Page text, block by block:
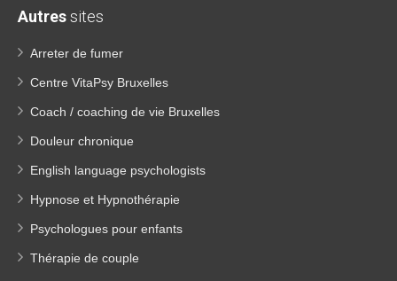
Autressites
Arreter de fumer
Centre VitaPsy Bruxelles
Coach / coaching de vie Bruxelles
Douleur chronique
English language psychologists
Hypnose et Hypnothérapie
Psychologues pour enfants
Thérapie de couple